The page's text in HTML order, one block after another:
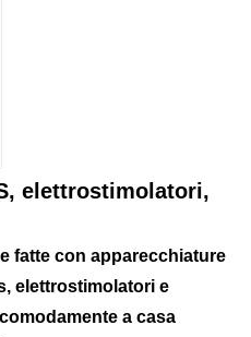
elettrostimolatori,
fatte con apparecchiature
elettrostimolatori e
a casa